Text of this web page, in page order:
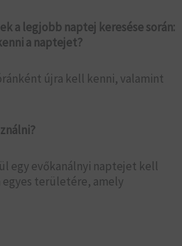
a legjobb naptej keresése során:
a naptejet?
újra kell kenni, valamint
egy evőkanálnyi naptejet kell
egyes területére, amely